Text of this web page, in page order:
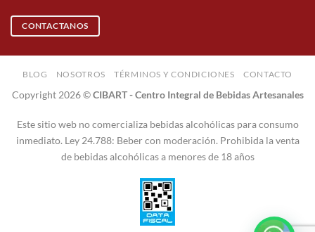
CONTACTANOS
BLOG NOSOTROS TÉRMINOS Y CONDICIONES CONTACTO
Copyright 2026 ©CIBART - Centro Integral de Bebidas Artesanales
Este sitio web no comercializa bebidas alcohólicas para consumo
inmediato. Ley 24.788: Beber con moderación. Prohibida la venta
de bebidas alcohólicas a menores de 18 años